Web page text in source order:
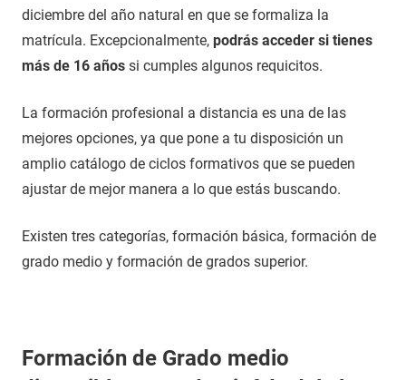
diciembre del año natural en que se formaliza la
matrícula. Excepcionalmente, podrás acceder si tienes
más de 16 años si cumples algunos requicitos.
La formación profesional a distancia es una de las
mejores opciones, ya que pone a tu disposición un
amplio catálogo de ciclos formativos que se pueden
ajustar de mejor manera a lo que estás buscando.
Existen tres categorías, formación básica, formación de
grado medio y formación de grados superior.
Formación de Grado medio